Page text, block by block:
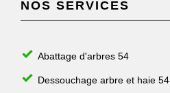
NOS SERVICES
Abattage d'arbres 54
Dessouchage arbre et haie 54